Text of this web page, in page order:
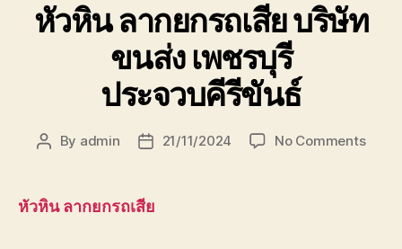
โทร
0888000456
หัวหิน ลากยกรถเสีย บริษัท
ขนส่ง เพชรบุรี
ประจวบคีรีขันธ์
Post
By admin
Post21/11/2024 No Commentson
หัวหิน ลากยกรถเสีย